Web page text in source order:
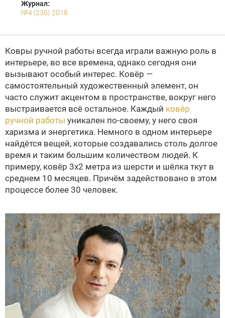
Журнал:
№4 (236) 2018
Ковры ручной работы всегда играли важную роль в
интерьере, во все времена, однако сегодня они
вызывают особый интерес. Ковёр —
самостоятельный художественный элемент, он
часто служит акцентом в пространстве, вокруг него
выстраивается всё остальное. Каждый ковёр
ручной работы уникален по-своему, у него своя
харизма и энергетика. Немного в одном интерьере
найдётся вещей, которые создавались столь долгое
время и таким большим количеством людей. К
примеру, ковёр 3х2 метра из шерсти и шёлка ткут в
среднем 10 месяцев. Причём задействовано в этом
процессе более 30 человек.